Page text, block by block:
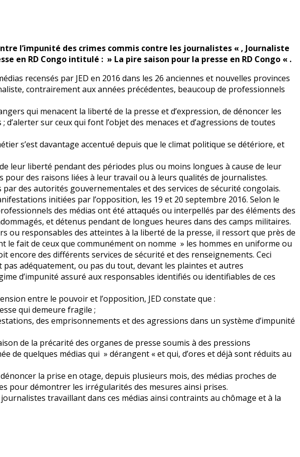
l’impunité des crimes commis contre les journalistes « , Journaliste
en RD Congo intitulé : » La pire saison pour la presse en RD Congo « .
recensés par JED en 2016 dans les 26 anciennes et nouvelles provinces
contrairement aux années précédentes, beaucoup de professionnels
qui menacent la liberté de la presse et d’expression, de dénoncer les
sur ceux qui font l’objet des menaces et d’agressions de toutes
s’est davantage accentué depuis que le climat politique se détériore, et
leur liberté pendant des périodes plus ou moins longues à cause de leur
des raisons liées à leur travail ou à leurs qualités de journalistes.
des autorités gouvernementales et des services de sécurité congolais.
initiées par l’opposition, les 19 et 20 septembre 2016. Selon le
des médias ont été attaqués ou interpellés par des éléments des
et détenus pendant de longues heures dans des camps militaires.
ou responsables des atteintes à la liberté de la presse, il ressort que près de
le fait de ceux que communément on nomme » les hommes en uniforme ou
encore des différents services de sécurité et des renseignements. Ceci
adéquatement, ou pas du tout, devant les plaintes et autres
d’impunité assuré aux responsables identifiés ou identifiables de ces
entre le pouvoir et l’opposition, JED constate que :
qui demeure fragile ;
des emprisonnements et des agressions dans un système d’impunité
de la précarité des organes de presse soumis à des pressions
de quelques médias qui » dérangent « et qui, d’ores et déjà sont réduits au
la prise en otage, depuis plusieurs mois, des médias proches de
pour démontrer les irrégularités des mesures ainsi prises.
travaillant dans ces médias ainsi contraints au chômage et à la